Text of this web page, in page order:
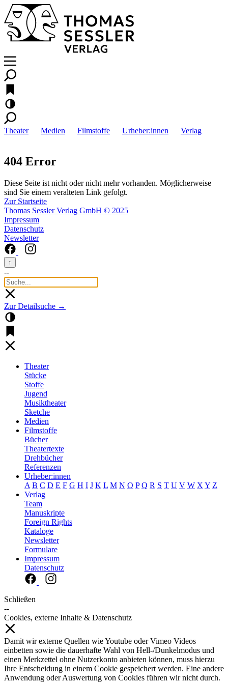
Theater Medien Filmstoffe Urheber:innen Verlag
404 Error
Diese Seite ist nicht oder nicht mehr vorhanden. Möglicherweise
sind Sie einem veralteten Link gefolgt.
Zur Startseite
Thomas Sessler Verlag GmbH © 2025
Impressum
Datenschutz
Newsletter
↑
--
Zur Detailsuche →
Theater
Stücke
Stoffe
Jugend
Musiktheater
Sketche
Medien
Filmstoffe
Bücher
Theatertexte
Drehbücher
Referenzen
Urheber:innen
A B C D E F G H I J K L M N O P Q R S T U V W X Y Z
Verlag
Team
Manuskripte
Foreign Rights
Kataloge
Newsletter
Formulare
Impressum
Datenschutz
Schließen
--
Cookies, externe Inhalte & Datenschutz
Damit wir externe Quellen wie Youtube oder Vimeo Videos
einbetten sowie die dauerhafte Wahl von Hell-/Dunkelmodus und
einen Merkzettel ohne Nutzerkonto anbieten können, muss hierzu
Ihre Entscheidung in einem Cookie gespeichert werden. Eine andere
Anwendung oder Auswertung von Cookies führen wir nicht durch.